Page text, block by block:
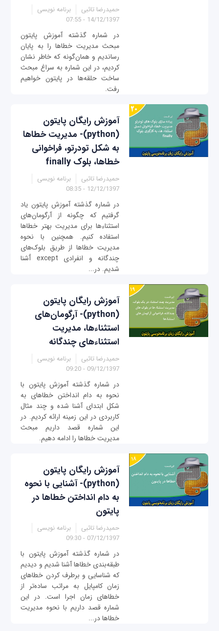
حمیدرضا تائبی
برنامه نویسی
14/12/1397 - 07:55
در شماره گذشته آموزش پایتون
مبحث مدیریت خطاها را به پایان
رساندیم و همان‌گونه که خاطر نشان
کردیم، در این شماره به سراغ مبحث
ساخت حلقه‌ها در پایتون خواهیم
رفت.
آموزش رایگان پایتون
(python)- مدیریت خطاها
به شکل تودرتو، فراخوانی
خطاها، بلوک finally
حمیدرضا تائبی
برنامه نویسی
12/12/1397 - 08:35
در شماره گذشته آموزش پایتون یاد
گرفتیم که چگونه از آرگومان‌های
استثناء‌ها برای مدیریت بهتر خطاها
استفاده کنیم. همچنین با نحوه
مدیریت خطاها از طریق بلوک‌های
چندگانه و انفرادی except آَشنا
شدیم. در...
آموزش رایگان پایتون
(python)- آرگومان‌های
استثناء‌ها، مدیریت
استثناء‌های چندگانه
حمیدرضا تائبی
برنامه نویسی
09/12/1397 - 09:20
در شماره گذشته آموزش پایتون با
نحوه به دام انداختن خطاهای به
شکل ابتدای آشنا شده و چند مثال‌
کاربردی در این زمینه ارائه کردیم. در
این شماره قصد داریم مبحث
مدیریت خطاها را ادامه دهیم.
آموزش رایگان پایتون
(python)- آشنایی با نحوه
به دام انداختن خطاها در
پایتون
حمیدرضا تائبی
برنامه نویسی
07/12/1397 - 09:30
در شماره گذشته آموزش پایتون با
طبقه‌بندی‌ خطاها آشنا شدیم و دیدیم
که شناسایی و برطرف کردن خطاهای
زمان کامپایل به مراتب ساده‌تر از
خطاهای زمان اجرا است. در این
شماره قصد داریم با نحوه مدیریت
خطاها در...